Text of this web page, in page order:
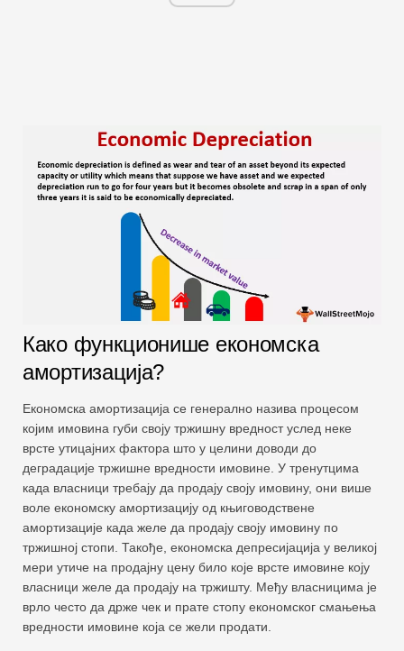
Како функционише економска
амортизација?
Економска амортизација се генерално назива процесом
којим имовина губи своју тржишну вредност услед неке
врсте утицајних фактора што у целини доводи до
деградације тржишне вредности имовине. У тренутцима
када власници требају да продају своју имовину, они више
воле економску амортизацију од књиговодствене
амортизације када желе да продају своју имовину по
тржишној стопи. Такође, економска депресијација у великој
мери утиче на продајну цену било које врсте имовине коју
власници желе да продају на тржишту. Међу власницима је
врло често да држе чек и прате стопу економског смањења
вредности имовине која се жели продати.